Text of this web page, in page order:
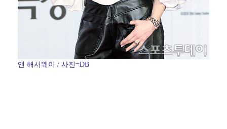
앤 해서웨이 / 사진=DB